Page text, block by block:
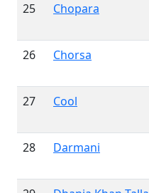
25 Chopara
26 Chorsa
27 Cool
28 Darmani